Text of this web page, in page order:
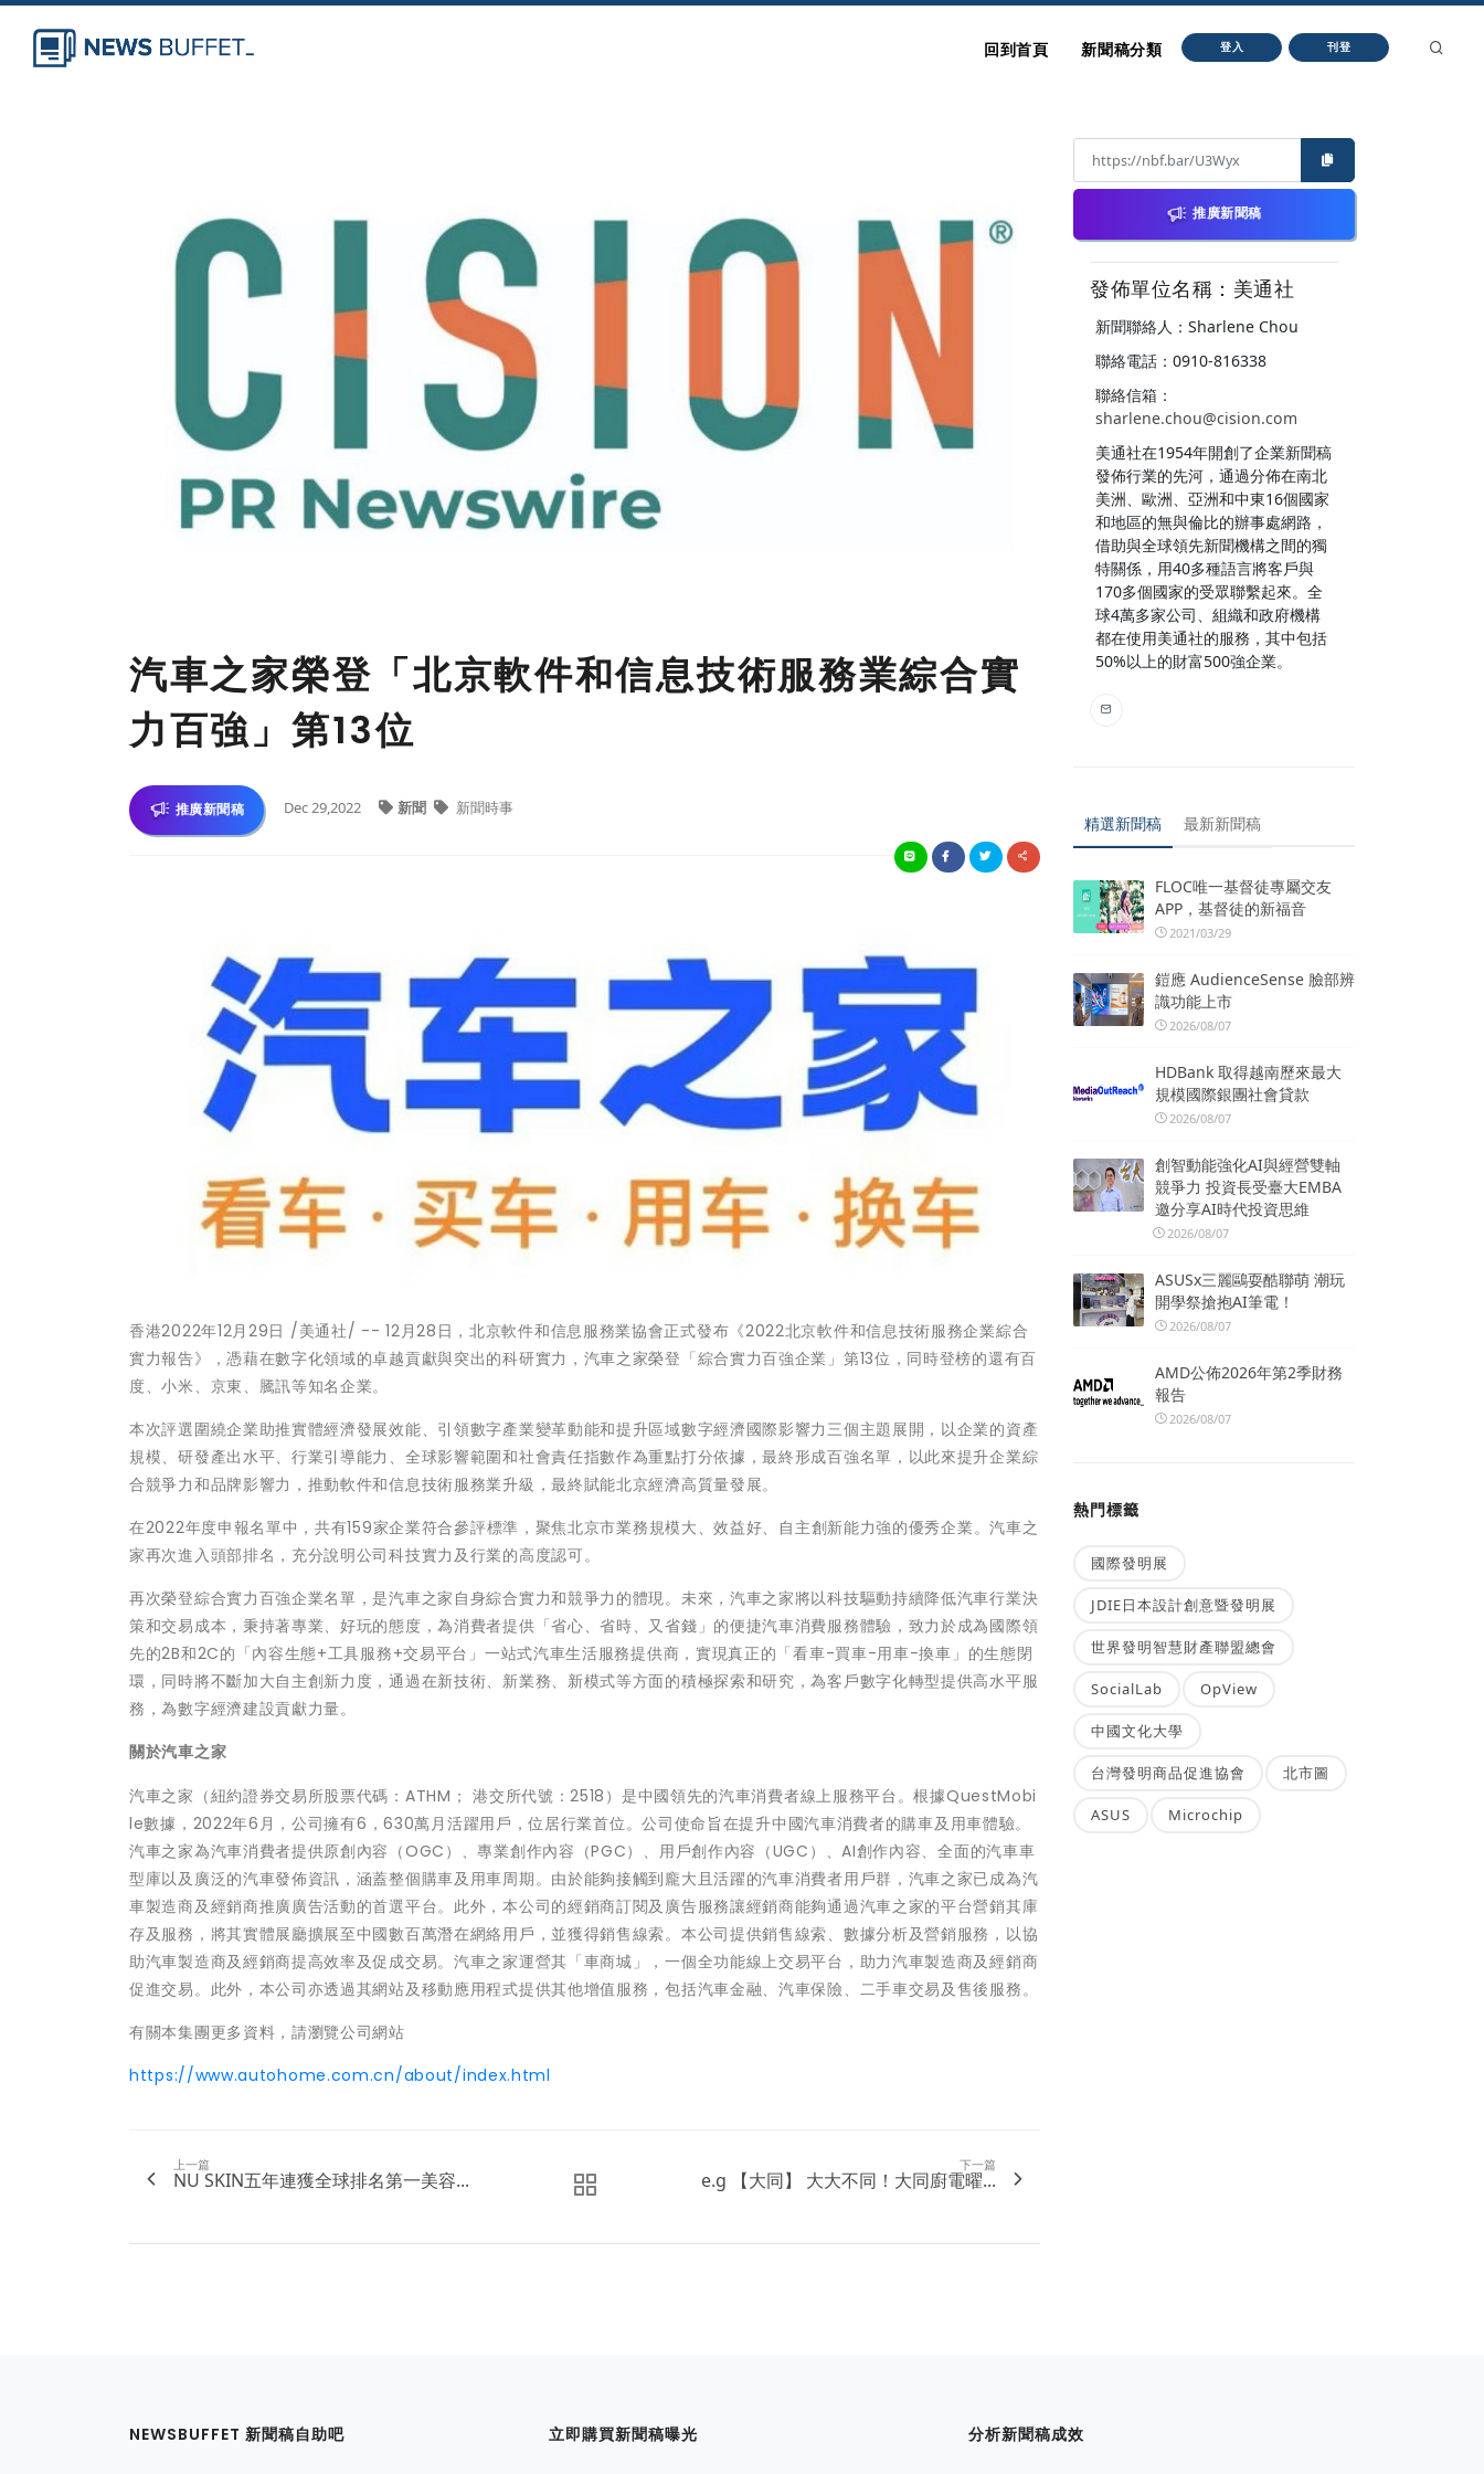
回到首頁 新聞稿分類 登入 刊登
汽車之家榮登「北京軟件和信息技術服務業綜合實
力百強」第13位
推廣新聞稿 Dec 29,2022 新聞 新聞時事
香港2022年12月29日 /美通社/ -- 12月28日，北京軟件和信息服務業協會正式發布《2022北京軟件和信息技術服務企業綜合
實力報告》，憑藉在數字化領域的卓越貢獻與突出的科研實力，汽車之家榮登「綜合實力百強企業」第13位，同時登榜的還有百
度、小米、京東、騰訊等知名企業。
本次評選圍繞企業助推實體經濟發展效能、引領數字產業變革動能和提升區域數字經濟國際影響力三個主題展開，以企業的資產
規模、研發產出水平、行業引導能力、全球影響範圍和社會責任指數作為重點打分依據，最終形成百強名單，以此來提升企業綜
合競爭力和品牌影響力，推動軟件和信息技術服務業升級，最終賦能北京經濟高質量發展。
在2022年度申報名單中，共有159家企業符合參評標準，聚焦北京市業務規模大、效益好、自主創新能力強的優秀企業。汽車之
家再次進入頭部排名，充分說明公司科技實力及行業的高度認可。
再次榮登綜合實力百強企業名單，是汽車之家自身綜合實力和競爭力的體現。未來，汽車之家將以科技驅動持續降低汽車行業決
策和交易成本，秉持著專業、好玩的態度，為消費者提供「省心、省時、又省錢」的便捷汽車消費服務體驗，致力於成為國際領
先的2B和2C的「內容生態+工具服務+交易平台」一站式汽車生活服務提供商，實現真正的「看車-買車-用車-換車」的生態閉
環，同時將不斷加大自主創新力度，通過在新技術、新業務、新模式等方面的積極探索和研究，為客戶數字化轉型提供高水平服
務，為數字經濟建設貢獻力量。
關於汽車之家
汽車之家（紐約證券交易所股票代碼：ATHM； 港交所代號：2518）是中國領先的汽車消費者線上服務平台。根據QuestMobi
le數據，2022年6月，公司擁有6，630萬月活躍用戶，位居行業首位。公司使命旨在提升中國汽車消費者的購車及用車體驗。
汽車之家為汽車消費者提供原創內容（OGC）、專業創作內容（PGC）、用戶創作內容（UGC）、AI創作內容、全面的汽車車
型庫以及廣泛的汽車發佈資訊，涵蓋整個購車及用車周期。由於能夠接觸到龐大且活躍的汽車消費者用戶群，汽車之家已成為汽
車製造商及經銷商推廣廣告活動的首選平台。此外，本公司的經銷商訂閱及廣告服務讓經銷商能夠通過汽車之家的平台營銷其庫
存及服務，將其實體展廳擴展至中國數百萬潛在網絡用戶，並獲得銷售線索。本公司提供銷售線索、數據分析及營銷服務，以協
助汽車製造商及經銷商提高效率及促成交易。汽車之家運營其「車商城」，一個全功能線上交易平台，助力汽車製造商及經銷商
促進交易。此外，本公司亦透過其網站及移動應用程式提供其他增值服務，包括汽車金融、汽車保險、二手車交易及售後服務。
有關本集團更多資料，請瀏覽公司網站
https://www.autohome.com.cn/about/index.html
上一篇
NU SKIN五年連獲全球排名第一美容...
下一篇
e.g 【大同】 大大不同！大同廚電曜...
推廣新聞稿
發佈單位名稱：美通社
新聞聯絡人：Sharlene Chou
聯絡電話：0910-816338
聯絡信箱：
sharlene.chou@cision.com
美通社在1954年開創了企業新聞稿
發佈行業的先河，通過分佈在南北
美洲、歐洲、亞洲和中東16個國家
和地區的無與倫比的辦事處網路，
借助與全球領先新聞機構之間的獨
特關係，用40多種語言將客戶與
170多個國家的受眾聯繫起來。全
球4萬多家公司、組織和政府機構
都在使用美通社的服務，其中包括
50%以上的財富500強企業。
精選新聞稿 最新新聞稿
FLOC唯一基督徒專屬交友
APP，基督徒的新福音
2021/03/29
鎧應 AudienceSense 臉部辨
識功能上市
2026/08/07
HDBank 取得越南歷來最大
規模國際銀團社會貸款
2026/08/07
創智動能強化AI與經營雙軸
競爭力 投資長受臺大EMBA
邀分享AI時代投資思維
2026/08/07
ASUSx三麗鷗耍酷聯萌 潮玩
開學祭搶抱AI筆電！
2026/08/07
AMD公佈2026年第2季財務
報告
2026/08/07
熱門標籤
國際發明展
JDIE日本設計創意暨發明展
世界發明智慧財產聯盟總會
SocialLab OpView
中國文化大學
台灣發明商品促進協會 北市圖
ASUS Microchip
NEWSBUFFET 新聞稿自助吧 立即購買新聞稿曝光 分析新聞稿成效